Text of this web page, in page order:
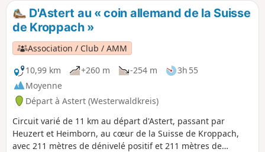
D'Astert au « coin allemand de la Suisse
de Kroppach »
Association / Club / AMM
10,99 km
+260 m -254 m
3h 55
Moyenne
Départ à Astert (Westerwaldkreis)
Circuit varié de 11 km au départ d'Astert, passant par
Heuzert et Heimborn, au cœur de la Suisse de Kroppach,
avec 211 mètres de dénivelé positif et 211 mètres de